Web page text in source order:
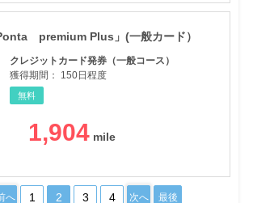
premium Plus」(一般カード）
クレジットカード発券（一般コース）
獲得期間：
150日程度
無料
1,904
へ 1 2 3 4 次へ 最後